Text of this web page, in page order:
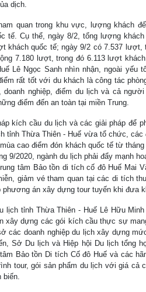
dịch.
quan trong khu vực, lượng khách
tế. Cụ thể, ngày 8/2, tổng lượng
khách quốc tế; ngày 9/2 có 7.537 lượt,
7.180 lượt, trong đó 6.113 lượt
Lê Ngọc Sanh nhìn nhận, ngoài yếu
rất tốt với du khách là công tác
nghiệp, điểm du lịch và cả
điểm đến an toàn tại miền Trung.
kích cầu du lịch và các giải pháp để
tỉnh Thừa Thiên - Huế vừa tổ chức,
cao điểm đón khách quốc tế từ
9/2020, ngành du lịch phải đẩy mạnh
tâm Bảo tồn di tích cố đô Huế Mai
giảm vé tham quan tại các di tích
phương án xây dựng tour tuyến khi đưa
lịch tỉnh Thừa Thiên - Huế Lê Hữu
xây dựng các gói kích cầu thực sự
các doanh nghiệp du lịch xây dựng
Sở Du lịch và Hiệp hội Du lịch tổng
Bảo tồn Di tích Cố đô Huế và các
tour, gói sản phẩm du lịch với giá cả
biến.